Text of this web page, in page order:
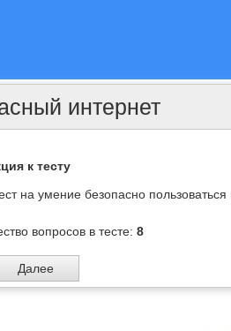
интернет
к тесту
на умение безопасно
вопросов в тесте: 8